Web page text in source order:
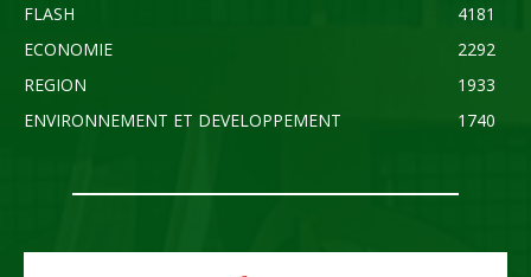
FLASH
4181
ECONOMIE
2292
REGION
1933
ENVIRONNEMENT ET DEVELOPPEMENT
1740